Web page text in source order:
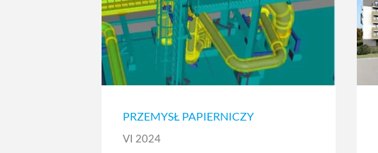
PRZEMYSŁ PAPIERNICZY
VI 2024